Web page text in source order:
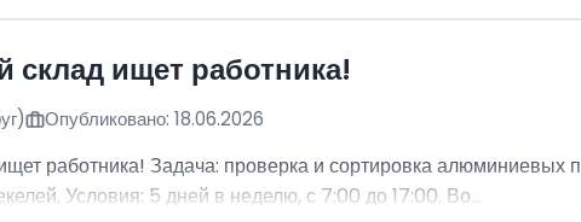
склад ищет работника!
Опубликовано: 18.06.2026
работника! Задача: проверка и сортировка алюминиевых
Условия: 5 дней в неделю, с 7:00 до 17:00. Во...